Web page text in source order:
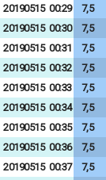
20190515 00:29 7,5
20190515 00:30 7,5
20190515 00:31 7,5
20190515 00:32 7,5
20190515 00:33 7,5
20190515 00:34 7,5
20190515 00:35 7,5
20190515 00:36 7,5
20190515 00:37 7,5